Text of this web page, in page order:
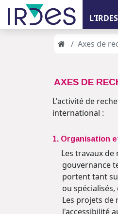
L'IRDES
Axes de
AXES DE
L'activité de
international :
1. Organisation
Les travaux de
gouvernance
portent tant
ou
Les projets
l'accessibilité